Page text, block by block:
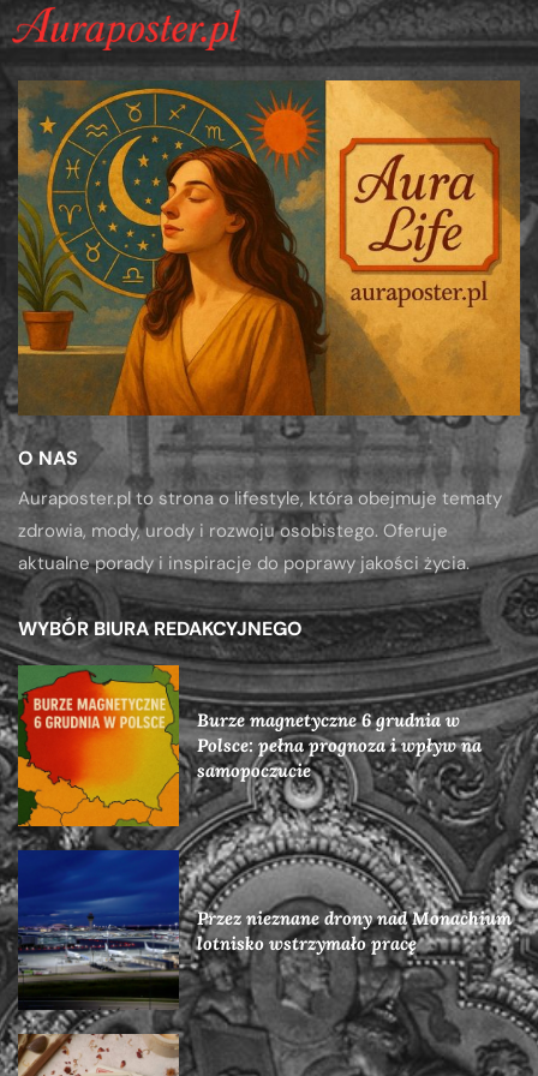
O NAS
Auraposter.pl to strona o lifestyle, która obejmuje tematy
zdrowia, mody, urody i rozwoju osobistego. Oferuje
aktualne porady i inspiracje do poprawy jakości życia.
WYBÓR BIURA REDAKCYJNEGO
Burze magnetyczne 6 grudnia w
Polsce: pełna prognoza i wpływ na
samopoczucie
Przez nieznane drony nad Monachium
lotnisko wstrzymało pracę